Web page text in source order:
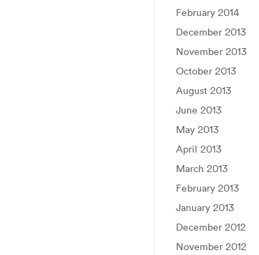
February 2014
December 2013
November 2013
October 2013
August 2013
June 2013
May 2013
April 2013
March 2013
February 2013
January 2013
December 2012
November 2012